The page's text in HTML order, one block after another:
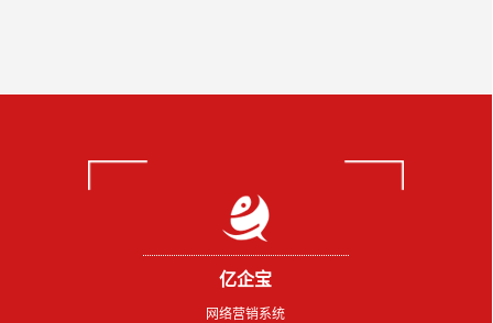
亿企宝
网络营销系统